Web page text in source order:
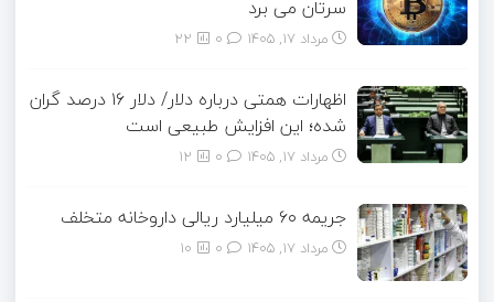
سرتان می برد
مرداد ۱۷, ۱۴۰۵ 22
اظهارات همتی درباره دلار/ دلار ۱۶ درصد گران
شده؛ این افزایش طبیعی است
مرداد ۱۷, ۱۴۰۵ 12
جریمه ۶۰ میلیارد ریالی داروخانه متخلف
مرداد ۱۷, ۱۴۰۵ 10